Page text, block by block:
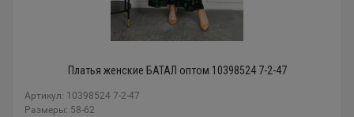
Платья женские БАТАЛ оптом 10398524 7-2-47
Артикул: 10398524 7-2-47
Размеры: 58-62